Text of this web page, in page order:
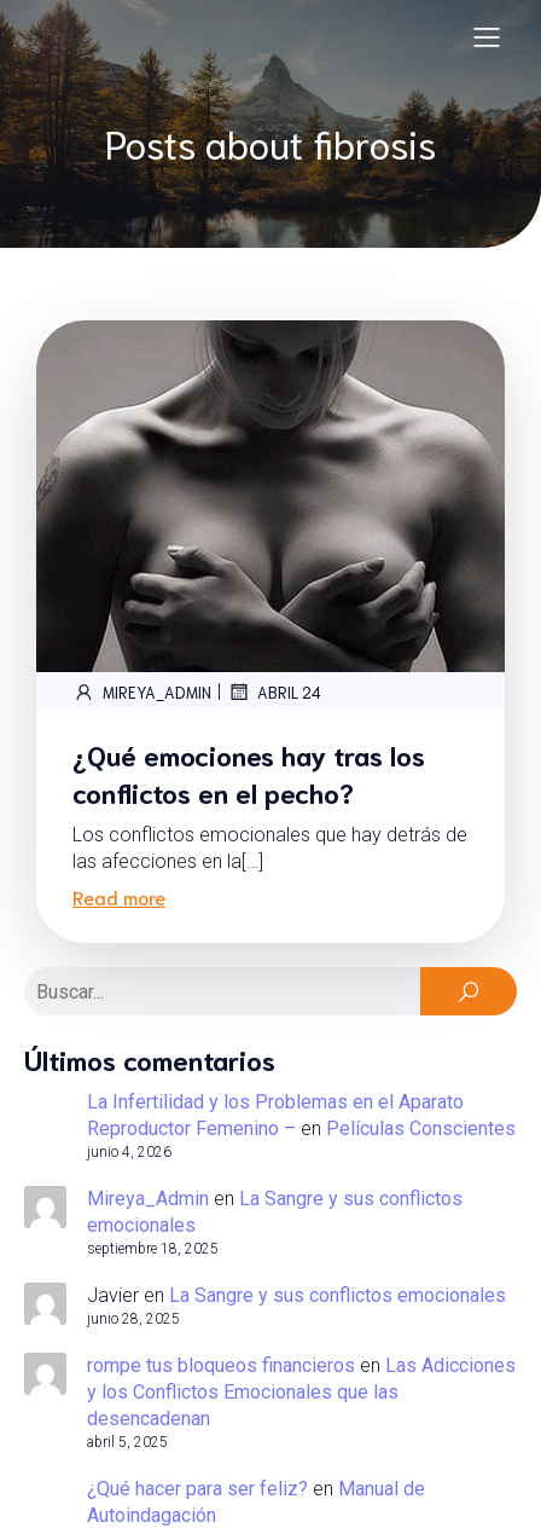
Posts about fibrosis
MIREYA_ADMIN | ABRIL 24
¿Qué emociones hay tras los
conflictos en el pecho?
Los conflictos emocionales que hay detrás de
las afecciones en la[…]
Read more
Últimos comentarios
La Infertilidad y los Problemas en el Aparato
Reproductor Femenino – en Películas Conscientes
junio 4, 2026
Mireya_Admin en La Sangre y sus conflictos
emocionales
septiembre 18, 2025
Javier en La Sangre y sus conflictos emocionales
junio 28, 2025
rompe tus bloqueos financieros en Las Adicciones
y los Conflictos Emocionales que las
desencadenan
abril 5, 2025
¿Qué hacer para ser feliz? en Manual de
Autoindagación